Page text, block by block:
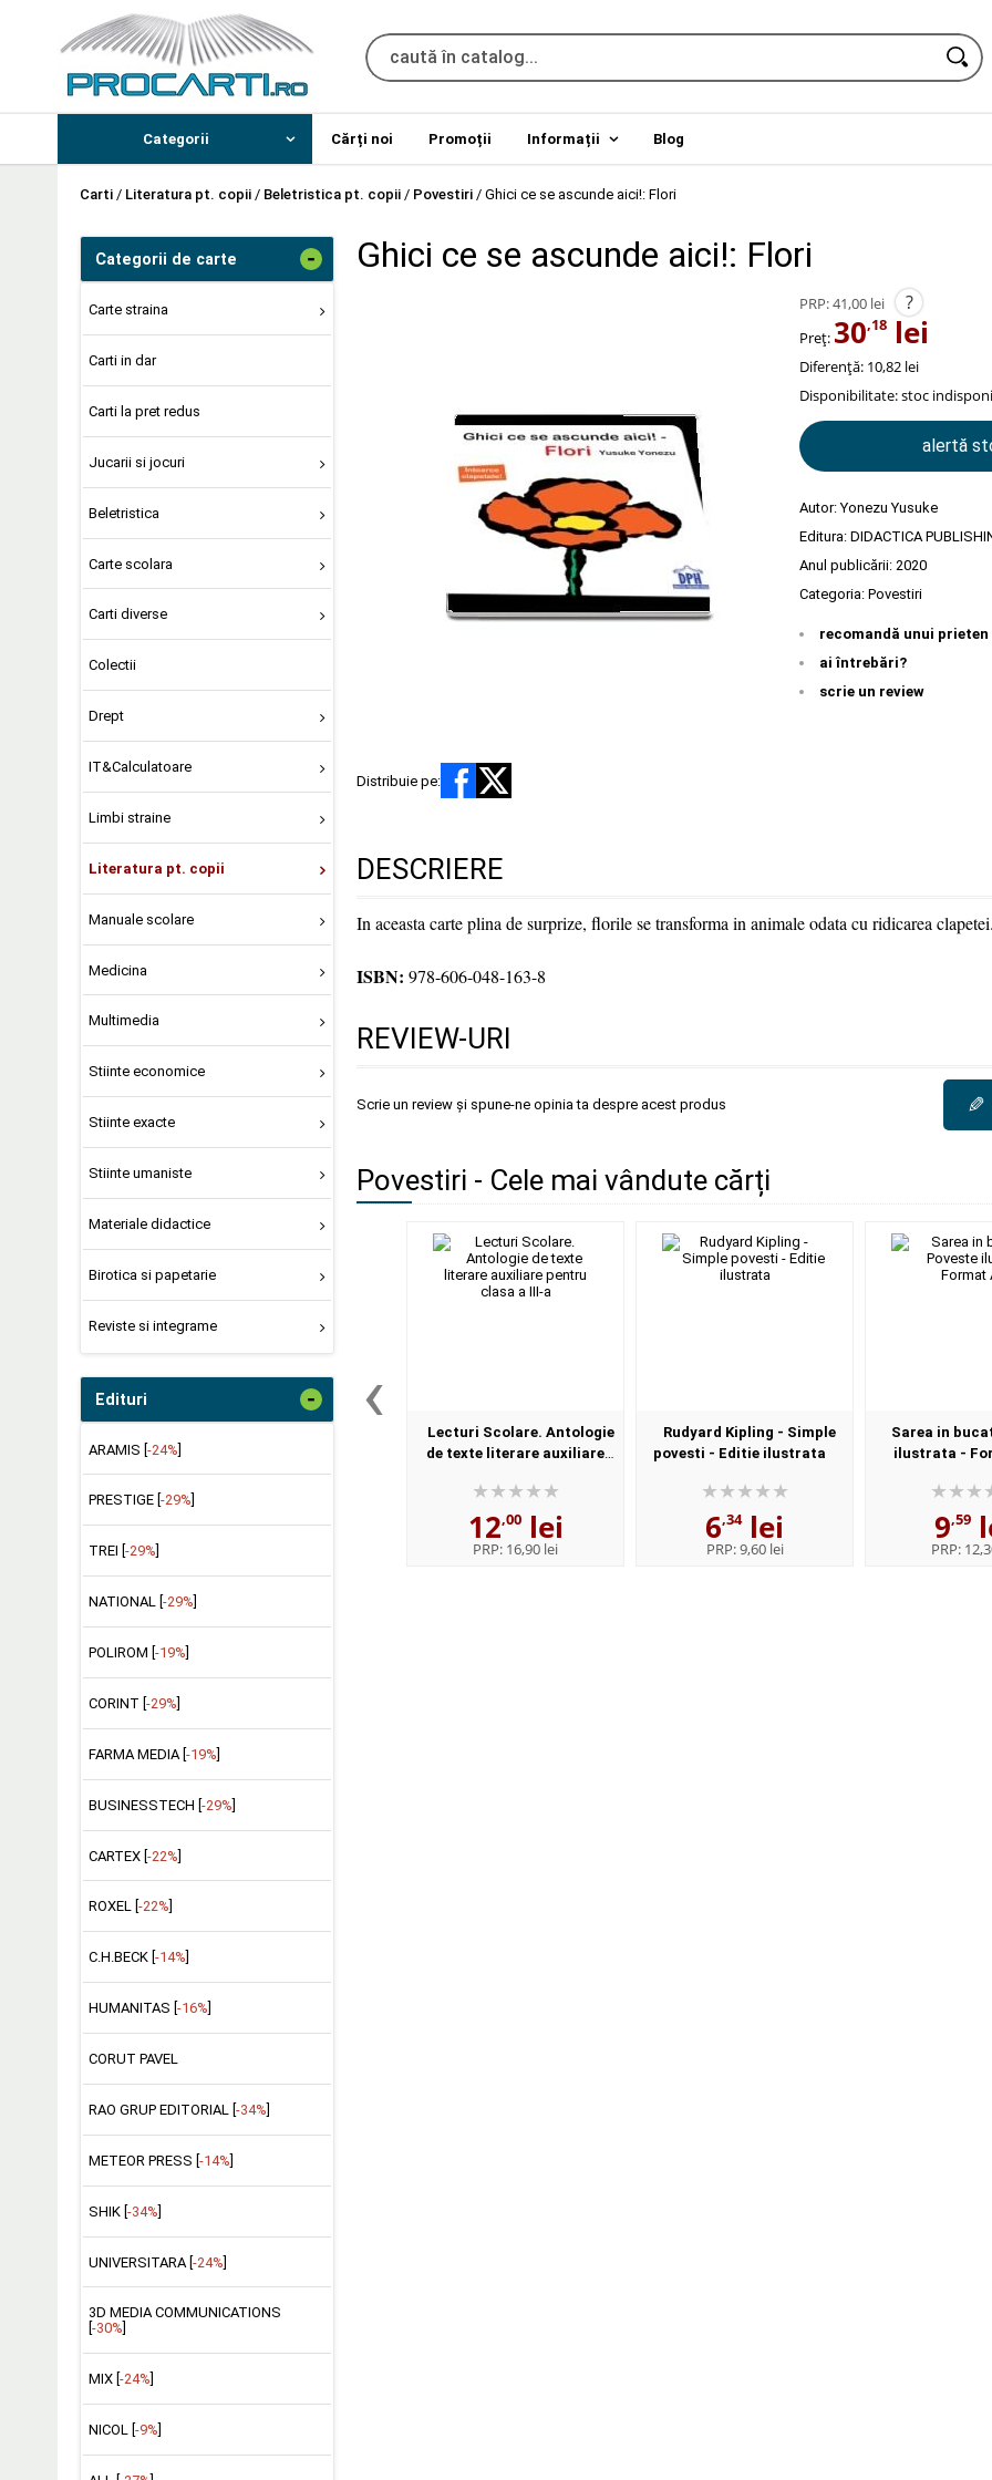
Categorii Cărți noi Promoții Informații Blog
Carti / Literatura pt. copii / Beletristica pt. copii / Povestiri / Ghici ce se ascunde aici!: Flori
Categorii de carte -
Carte straina
Carti in dar
Carti la pret redus
Jucarii si jocuri
Beletristica
Carte scolara
Carti diverse
Colectii
Drept
IT&Calculatoare
Limbi straine
Literatura pt. copii
Manuale scolare
Medicina
Multimedia
Stiinte economice
Stiinte exacte
Stiinte umaniste
Materiale didactice
Birotica si papetarie
Reviste si integrame
Edituri -
ARAMIS [-24%]
PRESTIGE [ -29%
TREI [ -29%
NATIONAL [ -29%
POLIROM [ -19%
CORINT [ -29%
FARMA MEDIA [ -19%
BUSINESSTECH [-29%]
CARTEX [-22%]
ROXEL [ -22%
C.H.BECK [ -14%
HUMANITAS [ -16%
CORUT PAVEL
RAO GRUP EDITORIAL [ -34%
METEOR PRESS [ -14%
SHIK [-34%]
UNIVERSITARA [-24%]
3D MEDIA COMMUNICATIONS
-30%
MIX [ -24%
NICOL [ -9%
Ghici ce se ascunde aici!: Flori
PRP:41,00 lei ?
Preț: 30,18 lei
Diferență: 10,82 lei
Disponibilitate:stoc
alertă
Autor:Yonezu Yusuke
Editura: DIDACTICA
Anul publicării: 2020
Categoria: Povestiri
recomandă unui prieten
ai întrebări?
scrie un review
Distribuie pe:
DESCRIERE
In aceasta carte plina de surprize, florile se transforma in animale odata cu ridicarea clapetei.
ISBN: 978-606-048-163-8
REVIEW-URI
Scrie un review și spune-ne opinia ta despre acest produs ✎
Povestiri - Cele mai vândute cărți
‹
Lecturi Scolare. Antologie
de texte literare auxiliare
12,00lei
PRP: 16,90 lei
Rudyard Kipling - Simple
povesti - Editie ilustrata
6,34lei
PRP:9,60 lei
Sarea in
ilustrata -
9,59
PRP: